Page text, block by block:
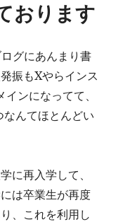
おります
グにあんまり書
振もXやらインス
ンになってて、
んてほとんどい
に再入学して、
は卒業生が再度
、これを利用し